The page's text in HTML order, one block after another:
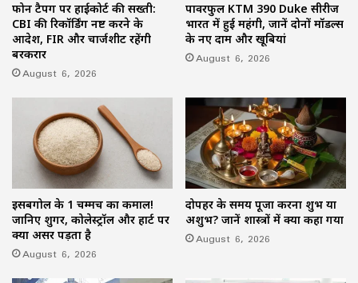
फोन टैपिंग पर हाईकोर्ट की सख्ती:
CBI की रिकॉर्डिंग नष्ट करने के
आदेश, FIR और चार्जशीट रहेंगी
बरकरार
August 6, 2026
पावरफुल KTM 390 Duke सीरीज
भारत में हुई महंगी, जानें दोनों मॉडल्स
के नए दाम और खूबियां
August 6, 2026
इसबगोल के 1 चम्मच का कमाल!
जानिए शुगर, कोलेस्ट्रॉल और हार्ट पर
क्या असर पड़ता है
August 6, 2026
दोपहर के समय पूजा करना शुभ या
अशुभ? जानें शास्त्रों में क्या कहा गया
August 6, 2026